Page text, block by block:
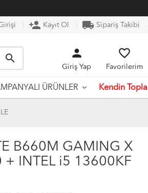
person_add Kayıt Ol local_shipping Sipariş Takibi
search person
Giriş Yap
favorite_border
Favorilerim
ÜRÜNLER Kendin Topla
B660M GAMING X
+ INTEL i5 13600KF